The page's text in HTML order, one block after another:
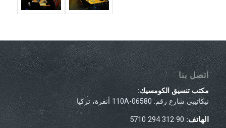
اتصل بنا
مكتب تنسيق الكومسيك:
نيكاتيبي شارع رقم: 110A-06580 أنقرة، تركيا
الهاتف:90 312 294 5710